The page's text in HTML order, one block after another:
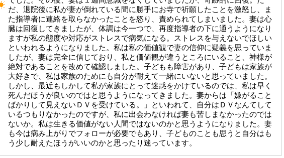
だ、退院後に私が妻が倒れている間に勝手にお寺で祈願したことを激怒し、ま
た指導者に連絡を取らなかったことを怒り、責められてしまいました。妻は心
臓は回復してきましたが、体調は今一つで、再度指導者の下に通うようになり
ますが私の態度や対応がストレスで病気になる。ストレスを与えないでほしい
といわれるようになりました。私は私の価値観で妻の信仰に疑義を思っていま
したが、妻は完全に信じており、私と価値観が違うところにいること、神様が
絶対であることを改めて確認しました。子どもも障害があり、子どもは家族が
大好きで、私は家族のためにも自分が耐えて一緒にいないと思っていました。
しかし、最近もしかして私が家族にとって迷惑をかけているのでは、私は早く
死んだほうが良いのではと思うようになってきました。妻からは「嫌がること
ばかりして見えないＤＶを受けている。」といわれて、自分はＤＶなんてして
いるつもりなかったのですが、私に出会わなければ妻も苦しまなかったのでは
ないか。私は生きる価値がない人間ではないのかと思うようになりました。妻
も今は病み上がりでフォローが必要でもあり、子どものことも思うと自分はも
う少し耐えたほうがいいのかと思ったり迷っています。